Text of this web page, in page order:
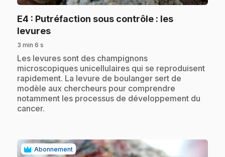
E4 : Putréfaction sous contrôle : les
levures.
3 min 6 s
.Les levures sont des champignons
microscopiques unicellulaires qui se reproduisent
rapidement. La levure de boulanger sert de
modèle aux chercheurs pour comprendre
notamment les processus de développement du
cancer.
Abonnement